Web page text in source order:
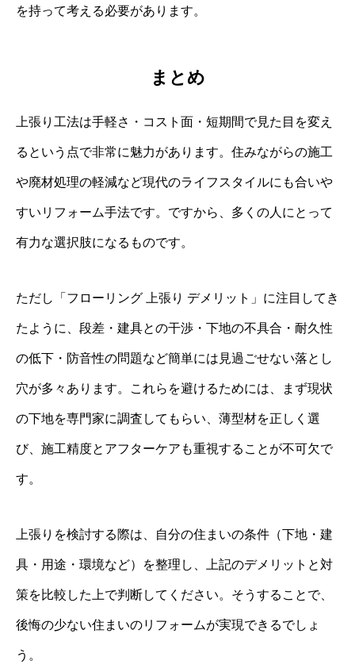
を持って考える必要があります。
まとめ
上張り工法は手軽さ・コスト面・短期間で見た目を変え
るという点で非常に魅力があります。住みながらの施工
や廃材処理の軽減など現代のライフスタイルにも合いや
すいリフォーム手法です。ですから、多くの人にとって
有力な選択肢になるものです。
ただし「フローリング 上張り デメリット」に注目してき
たように、段差・建具との干渉・下地の不具合・耐久性
の低下・防音性の問題など簡単には見過ごせない落とし
穴が多々あります。これらを避けるためには、まず現状
の下地を専門家に調査してもらい、薄型材を正しく選
び、施工精度とアフターケアも重視することが不可欠で
す。
上張りを検討する際は、自分の住まいの条件（下地・建
具・用途・環境など）を整理し、上記のデメリットと対
策を比較した上で判断してください。そうすることで、
後悔の少ない住まいのリフォームが実現できるでしょ
う。